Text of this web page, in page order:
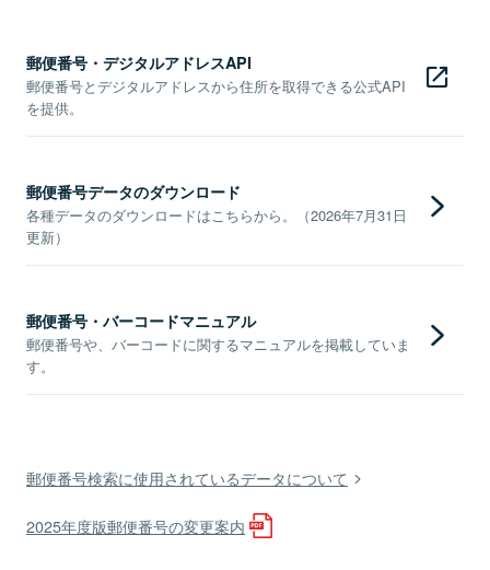
郵便番号・デジタルアドレスAPI
郵便番号とデジタルアドレスから住所を取得できる公式API
を提供。
郵便番号データのダウンロード
各種データのダウンロードはこちらから。（2026年7月31日
更新）
郵便番号・バーコードマニュアル
郵便番号や、バーコードに関するマニュアルを掲載していま
す。
郵便番号検索に使用されているデータについて
2025年度版郵便番号の変更案内